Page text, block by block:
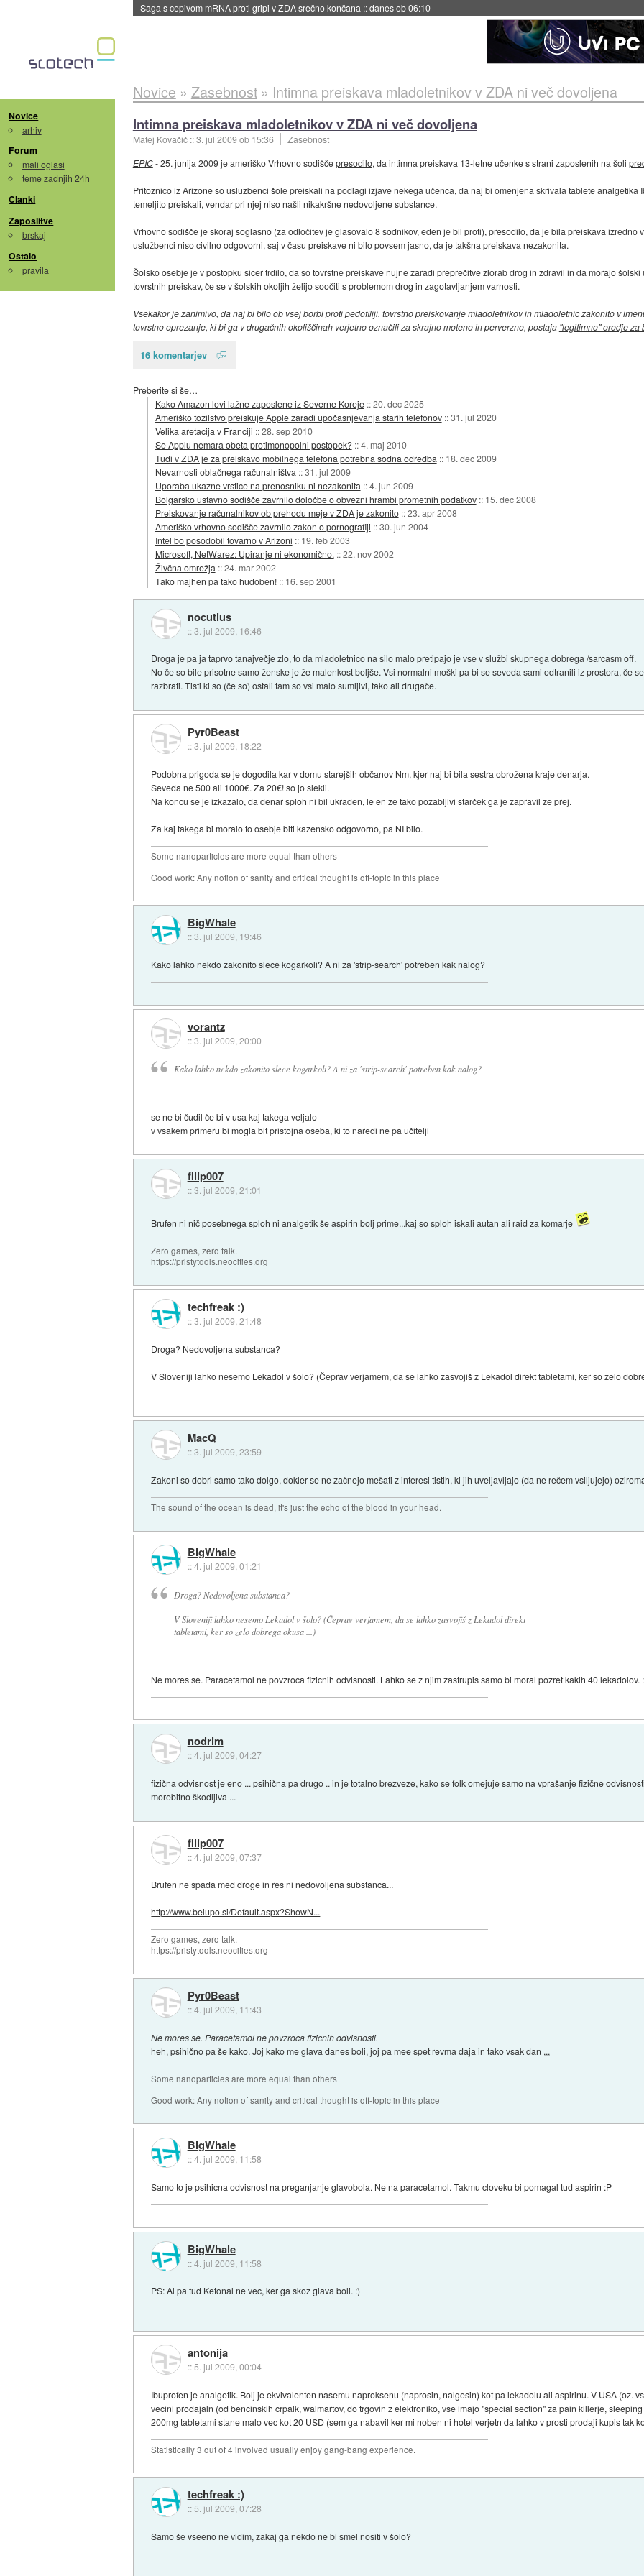
Saga s cepivom mRNA proti gripi v ZDA srečno končana ::danes ob 06:10
Novice
arhiv
Forum
mali oglasi
teme zadnjih 24h
Članki
Zaposlitve
brskaj
Ostalo
pravila
Novice » Zasebnost» Intimna preiskava mladoletnikov v ZDA ni več dovoljena
Intimna preiskava mladoletnikov v ZDA ni več dovoljena
Matej Kovačič ::3. jul 2009ob 15:36
Zasebnost
EPIC- 25. junija 2009 je ameriško Vrhovno sodiščepresodilo, da intimna preiskava 13-letne učenke s strani zaposlenih na šoli
Pritožnico iz Arizone so uslužbenci šole preiskali na podlagi izjave nekega učenca, da naj bi omenjena skrivala tablete analgetika
temeljito preiskali, vendar pri njej niso našli nikakršne nedovoljene substance.
Vrhovno sodišče je skoraj soglasno (za odločitev je glasovalo 8 sodnikov, eden je bil proti), presodilo, da je bila preiskava izredno
uslužbenci niso civilno odgovorni, saj v času preiskave ni bilo povsem jasno, da je takšna preiskava nezakonita.
Šolsko osebje je v postopku sicer trdilo, da so tovrstne preiskave nujne zaradi preprečitve zlorab drog in zdravil in da morajo
tovrstnih preiskav, če se v šolskih okoljih želijo soočiti s problemom drog in zagotavljanjem varnosti.
Vsekakor je zanimivo, da naj bi bilo ob vsej borbi proti pedofiliji, tovrstno preiskovanje mladoletnikov in mladoletnic zakonito v
tovrstno oprezanje, ki bi ga v drugačnih okoliščinah verjetno označili za skrajno moteno in perverzno, postaja "legitimno" orodje za
16 komentarjev
Preberite si še…
Kako Amazon lovi lažne zaposlene iz Severne Koreje ::20. dec 2025
Ameriško tožilstvo preiskuje Apple zaradi upočasnjevanja starih telefonov ::31. jul 2020
Velika aretacija v Franciji ::28. sep 2010
Se Applu nemara obeta protimonopolni postopek? ::4. maj 2010
Tudi v ZDA je za preiskavo mobilnega telefona potrebna sodna odredba :: 18. dec 2009
Nevarnosti oblačnega računalništva ::31. jul 2009
Uporaba ukazne vrstice na prenosniku ni nezakonita ::4. jun 2009
Bolgarsko ustavno sodišče zavrnilo določbe o obvezni hrambi prometnih podatkov :: 15. dec 2008
Preiskovanje računalnikov ob prehodu meje v ZDA je zakonito ::23. apr 2008
Ameriško vrhovno sodišče zavrnilo zakon o pornografiji ::30. jun 2004
Intel bo posodobil tovarno v Arizoni :: 19. feb 2003
Microsoft, NetWarez: Upiranje ni ekonomično. ::22. nov 2002
Živčna omrežja ::24. mar 2002
Tako majhen pa tako hudoben! :: 16. sep 2001
nocutius
::3. jul 2009, 16:46
Droga je pa ja taprvo tanajvečje zlo, to da mladoletnico na silo malo pretipajo je vse v službi skupnega dobrega /sarcasm off.
No če so bile prisotne samo ženske je že malenkost boljše. Vsi normalni moški pa bi se seveda sami odtranili iz prostora, če
razbrati. Tisti ki so (če so) ostali tam so vsi malo sumljivi, tako ali drugače.
Pyr0Beast
::3. jul 2009, 18:22
Podobna prigoda se je dogodila kar v domu starejših občanov Nm, kjer naj bi bila sestra obrožena kraje denarja.
Seveda ne 500 ali 1000€. Za 20€! so jo slekli.
Na koncu se je izkazalo, da denar sploh ni bil ukraden, le en že tako pozabljivi starček ga je zapravil že prej.
Za kaj takega bi moralo to osebje biti kazensko odgovorno, pa NI bilo.
Some nanoparticles are more equal than others
Good work: Any notion of sanity and critical thought is off-topic in this place
BigWhale
::3. jul 2009, 19:46
Kako lahko nekdo zakonito slece kogarkoli? A ni za 'strip-search' potreben kak nalog?
vorantz
::3. jul 2009, 20:00
Kako lahko nekdo zakonito slece kogarkoli? A ni za 'strip-search' potreben kak nalog?
se ne bi čudil če bi v usa kaj takega veljalo
v vsakem primeru bi mogla bit pristojna oseba, ki to naredi ne pa učitelji
filip007
::3. jul 2009, 21:01
Brufen ni nič posebnega sploh ni analgetik še aspirin bolj prime...kaj so sploh iskali autan ali raid za komarje
Zero games, zero talk.
https://pristytools.neocities.org
techfreak :)
::3. jul 2009, 21:48
Droga? Nedovoljena substanca?
V Sloveniji lahko nesemo Lekadol v šolo? (Čeprav verjamem, da se lahko zasvojiš z Lekadol direkt tabletami, ker so zelo
MacQ
::3. jul 2009, 23:59
Zakoni so dobri samo tako dolgo, dokler se ne začnejo mešati z interesi tistih, ki jih uveljavljajo (da ne rečem vsiljujejo)
The sound of the ocean is dead, it's just the echo of the blood in your head.
BigWhale
::4. jul 2009, 01:21
Droga? Nedovoljena substanca?
V Sloveniji lahko nesemo Lekadol v šolo? (Čeprav verjamem, da se lahko zasvojiš z Lekadol direkt
tabletami, ker so zelo dobrega okusa ...)
Ne mores se. Paracetamol ne povzroca fizicnih odvisnosti. Lahko se z njim zastrupis samo bi moral pozret kakih 40 lekadolov.
nodrim
::4. jul 2009, 04:27
fizična odvisnost je eno ... psihična pa drugo .. in je totalno brezveze, kako se folk omejuje samo na vprašanje fizične
morebitno škodljiva ...
filip007
::4. jul 2009, 07:37
Brufen ne spada med droge in res ni nedovoljena substanca...
http://www.belupo.si/Default.aspx?ShowN...
Zero games, zero talk.
https://pristytools.neocities.org
Pyr0Beast
::4. jul 2009, 11:43
Ne mores se. Paracetamol ne povzroca fizicnih odvisnosti.
heh, psihično pa še kako. Joj kako me glava danes boli, joj pa mee spet revma daja in tako vsak dan ,,,
Some nanoparticles are more equal than others
Good work: Any notion of sanity and critical thought is off-topic in this place
BigWhale
::4. jul 2009, 11:58
Samo to je psihicna odvisnost na preganjanje glavobola. Ne na paracetamol. Takmu cloveku bi pomagal tud aspirin :P
BigWhale
::4. jul 2009, 11:58
PS: Al pa tud Ketonal ne vec, ker ga skoz glava boli. :)
antonija
::5. jul 2009, 00:04
Ibuprofen je analgetik. Bolj je ekvivalenten nasemu naproksenu (naprosin, nalgesin) kot pa lekadolu ali aspirinu. V USA (oz.
vecini prodajaln (od bencinskih crpalk, walmartov, do trgovin z elektroniko, vse imajo "special section" za pain killerje,
200mg tabletami stane malo vec kot 20 USD (sem ga nabavil ker mi noben ni hotel verjetn da lahko v prosti prodaji kupis tak
Statistically 3 out of 4 involved usually enjoy gang-bang experience.
techfreak :)
:: 5. jul 2009, 07:28
Samo še vseeno ne vidim, zakaj ga nekdo ne bi smel nositi v šolo?